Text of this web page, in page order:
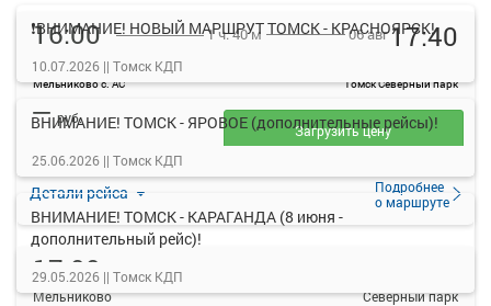
16:00
Мельниково
Мельниково с. АС
1 ч. 40 м 06 авг 17:40
Томск Северный парк
Детали рейса
Подробнее
о маршруте
— руб.
Загрузить цену
17:00
Мельниково Северный парк
❗ВНИМАНИЕ! НОВЫЙ МАРШРУТ ТОМСК - КРАСНОЯРСК!
10.07.2026 || Томск КДП
ВНИМАНИЕ! ТОМСК - ЯРОВОЕ (дополнительные рейсы)!
25.06.2026 || Томск КДП
ВНИМАНИЕ! ТОМСК - КАРАГАНДА (8 июня -
дополнительный рейс)!
29.05.2026 || Томск КДП